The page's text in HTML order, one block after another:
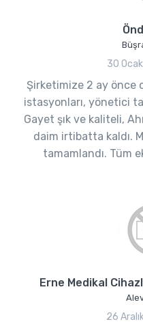
30
Şirketimize 2 ay önce
istasyonları, yönetici
Gayet şık ve kaliteli,
daim irtibatta kaldı.
tamamlandı. Tüm
Erne Medikal
26